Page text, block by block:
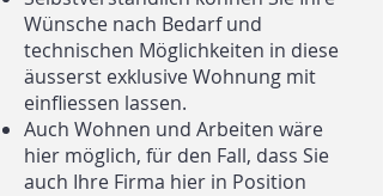
Wünsche nach Bedarf und
technischen Möglichkeiten in diese
äusserst exklusive Wohnung mit
einfliessen lassen.
Auch Wohnen und Arbeiten wäre
hier möglich, für den Fall, dass Sie
auch Ihre Firma hier in Position